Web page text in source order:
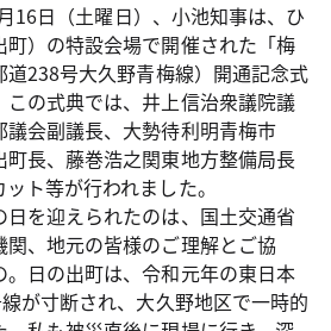
16日（土曜日）、小池知事は、ひ
）の特設会場で開催された「梅
道238号大久野青梅線）開通記念式
の式典では、井上信治衆議院議
議会副議長、大勢待利明青梅市
長、藤巻浩之関東地方整備局長
ト等が行われました。
を迎えられたのは、国土交通省
、地元の皆様のご理解とご協
日の出町は、令和元年の東日本
が寸断され、大久野地区で一時的